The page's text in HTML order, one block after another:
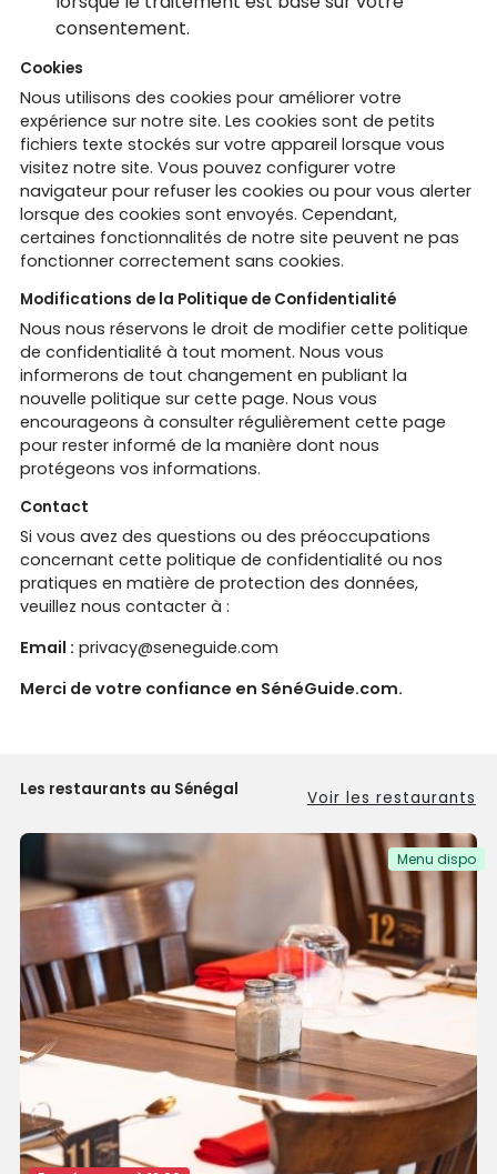
consentement.
Cookies
Nous utilisons des cookies pour améliorer votre
expérience sur notre site. Les cookies sont de petits
fichiers texte stockés sur votre appareil lorsque vous
visitez notre site. Vous pouvez configurer votre
navigateur pour refuser les cookies ou pour vous alerter
lorsque des cookies sont envoyés. Cependant,
certaines fonctionnalités de notre site peuvent ne pas
fonctionner correctement sans cookies.
Modifications de la Politique de Confidentialité
Nous nous réservons le droit de modifier cette politique
de confidentialité à tout moment. Nous vous
informerons de tout changement en publiant la
nouvelle politique sur cette page. Nous vous
encourageons à consulter régulièrement cette page
pour rester informé de la manière dont nous
protégeons vos informations.
Contact
Si vous avez des questions ou des préoccupations
concernant cette politique de confidentialité ou nos
pratiques en matière de protection des données,
veuillez nous contacter à :
Email : privacy@seneguide.com
Merci de votre confiance en SénéGuide.com.
Les restaurants au Sénégal Voir les restaurants
Menu dispo